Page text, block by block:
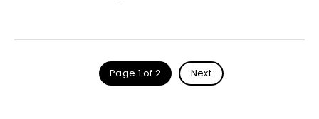
Page 1 of 2 Next